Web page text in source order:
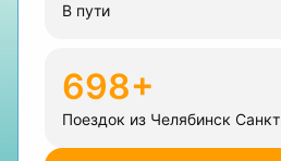
В пути
698+
Поездок из Челябинск